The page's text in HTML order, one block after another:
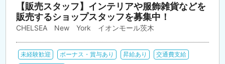
【販売スタッフ】インテリアや服飾雑貨などを
販売するショップスタッフを募集中！
CHELSEA New York イオンモール茨木
未経験歓迎 ボーナス・賞与あり 昇給あり
交通費支給